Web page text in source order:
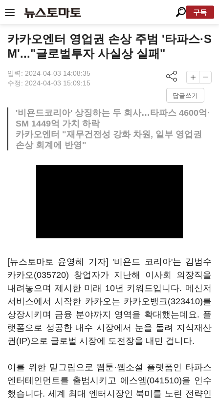
구독
카카오엔터 영업권 손상 주범 '타파스·S
M'..."글로벌투자 사실상 실패"
입력: 2024-04-03 14:08:35
수정: 2024-04-03 15:09:15
답글쓰기
'비욘드코리아' 상징하는 두 회사…타파스 4600억·
SM 1449억 가치 하락
카카오엔터 "재무건전성 강화 차원, 일부 영업권
손상 회계에 반영"
[뉴스토마토 윤영혜 기자] '비욘드 코리아'는 김범수
카카오(035720) 창업자가 지난해 이사회 의장직을
내려놓으며 제시한 미래 10년 키워드입니다. 메신저
서비스에서 시작한 카카오는 카카오뱅크(323410)를
상장시키며 금융 분야까지 영역을 확대했는데요. 플
랫폼으로 성공한 내수 시장에서 눈을 돌려 지식재산
권(IP)으로 글로벌 시장에 도전장을 내민 겁니다.
이를 위한 밑그림으로 웹툰·웹소설 플랫폼인 타파스
엔터테인먼트를 출범시키고 에스엠(041510)을 인수
했습니다. 세계 최대 엔터시장인 북미를 노린 전략인